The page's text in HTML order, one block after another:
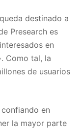
destinado a
Presearch es
​​en
Como tal, la
de usuarios
en
la mayor parte